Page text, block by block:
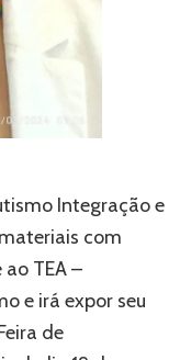
Integração e
com
TEA –
e irá expor seu
de